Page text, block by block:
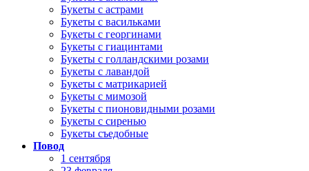
Букеты с астрами
Букеты с васильками
Букеты с георгинами
Букеты с гиацинтами
Букеты с голландскими розами
Букеты с лавандой
Букеты с матрикарией
Букеты с мимозой
Букеты с пионовидными розами
Букеты с сиренью
Букеты съедобные
Повод
1 сентября